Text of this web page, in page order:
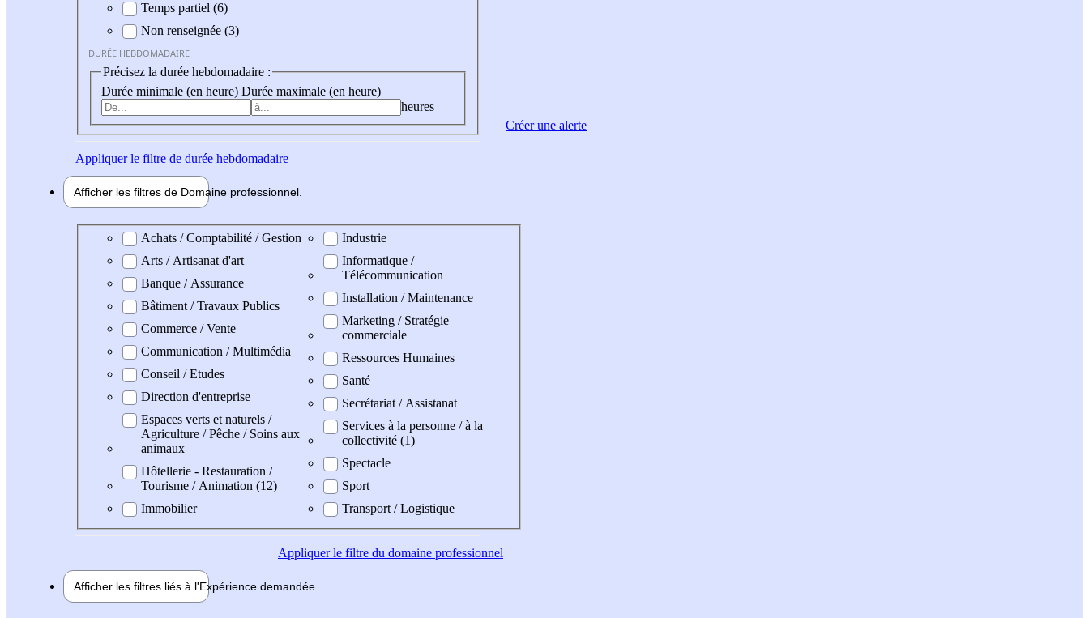
Temps partiel (6)
Non renseignée (3)
DURÉE HEBDOMADAIRE
Précisez la durée hebdomadaire :
Durée minimale (en heure) Durée maximale (en heure)
heures
Appliquerle filtre de durée hebdomadaire
Afficher les filtres de Domaine professionnel
Domaine professionel
Achats / Comptabilité / Gestion
Arts / Artisanat d'art
Banque / Assurance
Bâtiment / Travaux Publics
Commerce / Vente
Communication / Multimédia
Conseil / Etudes
Direction d'entreprise
Espaces verts et naturels /
Agriculture / Pêche / Soins aux
animaux
Hôtellerie - Restauration /
Tourisme / Animation (12)
Immobilier
Industrie
Informatique /
Télécommunication
Installation / Maintenance
Marketing / Stratégie
commerciale
Ressources Humaines
Santé
Secrétariat / Assistanat
Services à la personne / à la
collectivité (1)
Spectacle
Sport
Transport / Logistique
Appliquerle filtre du domaine professionnel
Afficher les filtres liés à l'Expérience demandée
Créer une alerte